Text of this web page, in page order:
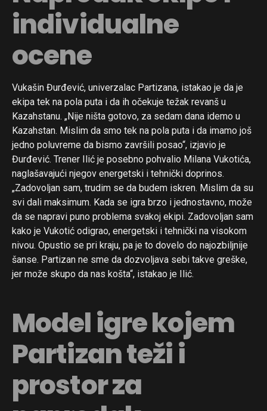
individualne
ocene
Vukašin Đurđević, univerzalac Partizana, istakao je da je
ekipa tek na pola puta i da ih očekuje težak revanš u
Kazahstanu. „Nije ništa gotovo, za sedam dana idemo u
Kazahstan. Mislim da smo tek na pola puta i da imamo još
jedno poluvreme da bismo završili posao“, izjavio je
Đurđević. Trener Ilić je posebno pohvalio Milana Vukotića,
naglašavajući njegov energetski i tehnički doprinos.
„Zadovoljan sam, trudim se da budem iskren. Mislim da su
svi dali maksimum. Kada se igra brzo i jednostavno, može
da se napravi puno problema svakoj ekipi. Zadovoljan sam
kako je Vukotić odigrao, energetski i tehnički na visokom
nivou. Opustio se pri kraju, pa je to dovelo do najozbiljnije
šanse. Partizan ne sme da dozvoljava sebi takve greške,
jer može skupo da nas košta“, istakao je Ilić.
Model igre kojem
Partizan teži i
prostor za